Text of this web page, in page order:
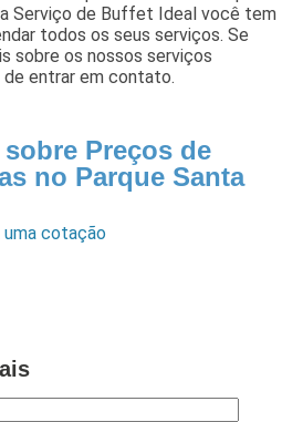
Serviço de Buffet Ideal você tem
todos os seus serviços. Se
sobre os nossos serviços
de entrar em contato.
Preços de
no Parque Santa
cotação